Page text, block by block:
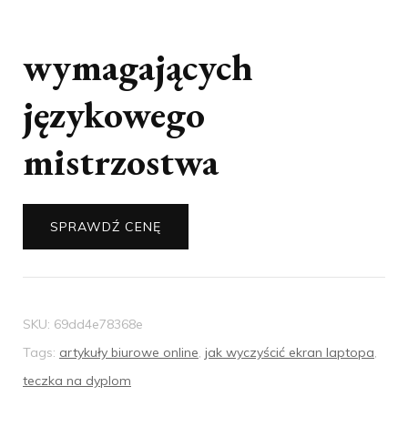
wymagających
językowego
mistrzostwa
SPRAWDŹ CENĘ
SKU: 69dd4e78368e
Tags: artykuły biurowe online, jak wyczyścić ekran laptopa,
teczka na dyplom